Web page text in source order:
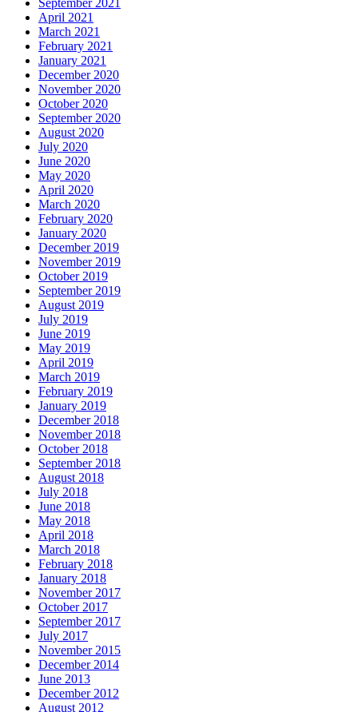
September 2021
April 2021
March 2021
February 2021
January 2021
December 2020
November 2020
October 2020
September 2020
August 2020
July 2020
June 2020
May 2020
April 2020
March 2020
February 2020
January 2020
December 2019
November 2019
October 2019
September 2019
August 2019
July 2019
June 2019
May 2019
April 2019
March 2019
February 2019
January 2019
December 2018
November 2018
October 2018
September 2018
August 2018
July 2018
June 2018
May 2018
April 2018
March 2018
February 2018
January 2018
November 2017
October 2017
September 2017
July 2017
November 2015
December 2014
June 2013
December 2012
August 2012